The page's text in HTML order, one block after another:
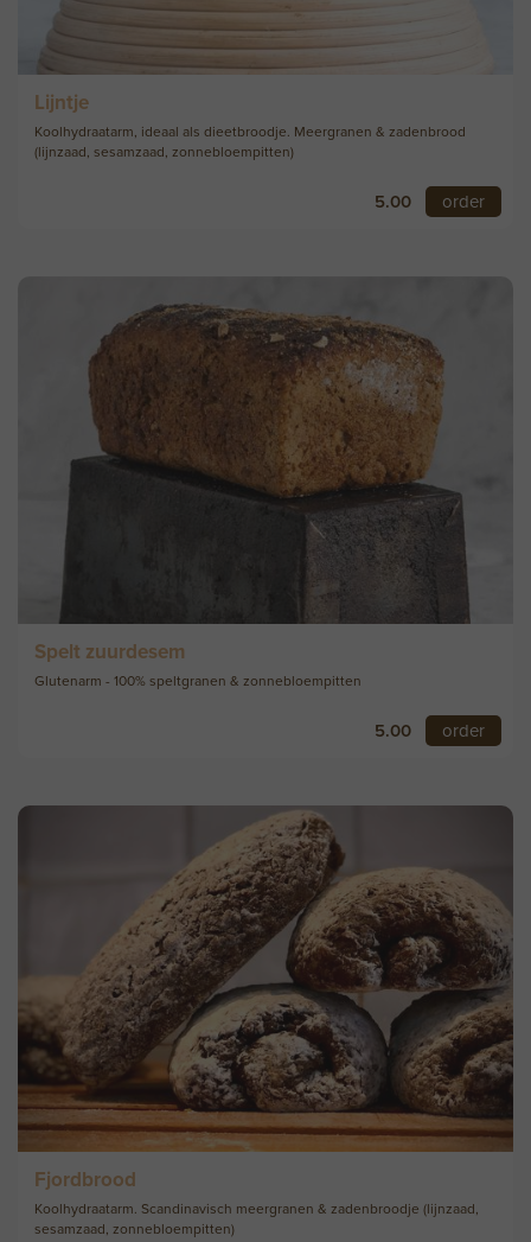
Lijntje
Koolhydraatarm, ideaal als dieetbroodje. Meergranen & zadenbrood
(lijnzaad, sesamzaad, zonnebloempitten)
5.00 order
Spelt zuurdesem
Glutenarm - 100% speltgranen & zonnebloempitten
5.00 order
Fjordbrood
Koolhydraatarm. Scandinavisch meergranen & zadenbroodje (lijnzaad,
sesamzaad, zonnebloempitten)